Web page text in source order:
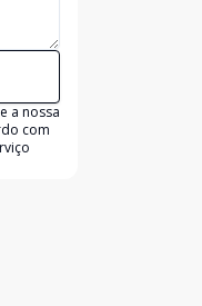
a nossa
com